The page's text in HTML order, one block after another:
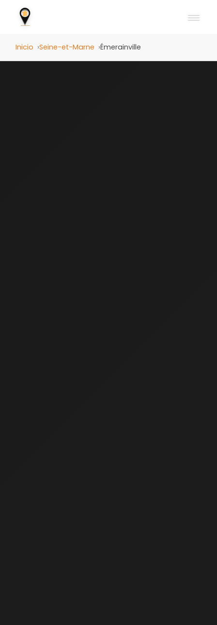
Inicio Seine-et-Marne Émerainville